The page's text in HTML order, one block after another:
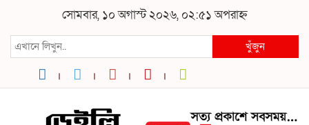
সোমবার, ১০ অগাস্ট ২০২৬, ০২:৫১ অপরাহ্ন
খুঁজুন